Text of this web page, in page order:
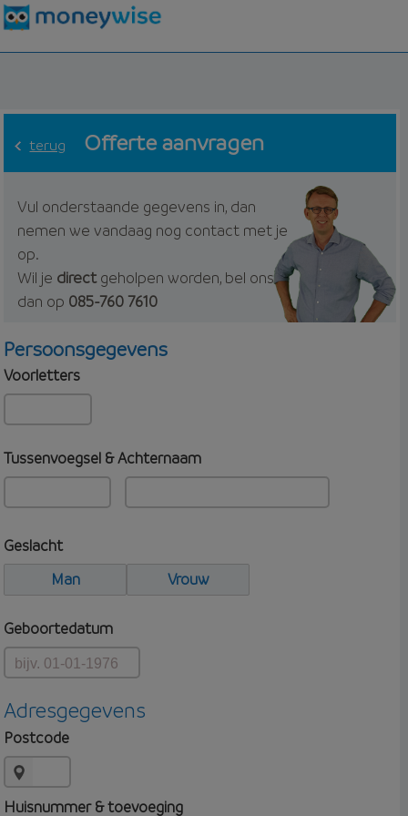
terug Offerte aanvragen
Vul onderstaande gegevens in, dan
nemen we vandaag nog contact met je
op.
Wil je directgeholpen worden, bel ons
dan op 085-760 7610
Persoonsgegevens
Voorletters
Tussenvoegsel & Achternaam
Geslacht
Man
Vrouw
Geboortedatum
Adresgegevens
Postcode
Huisnummer & toevoeging